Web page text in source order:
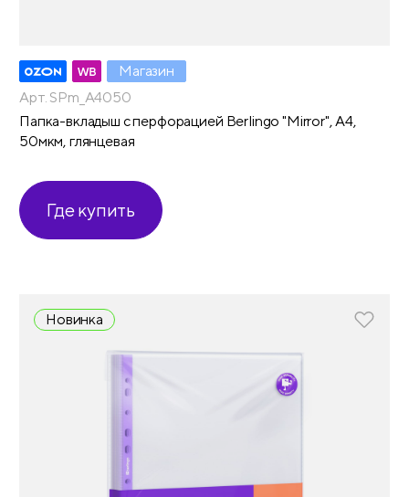
Магазин
Арт. SPm_A4050
Папка-вкладыш с перфорацией Berlingo "Mirror", А4,
50мкм, глянцевая
Где купить
Новинка